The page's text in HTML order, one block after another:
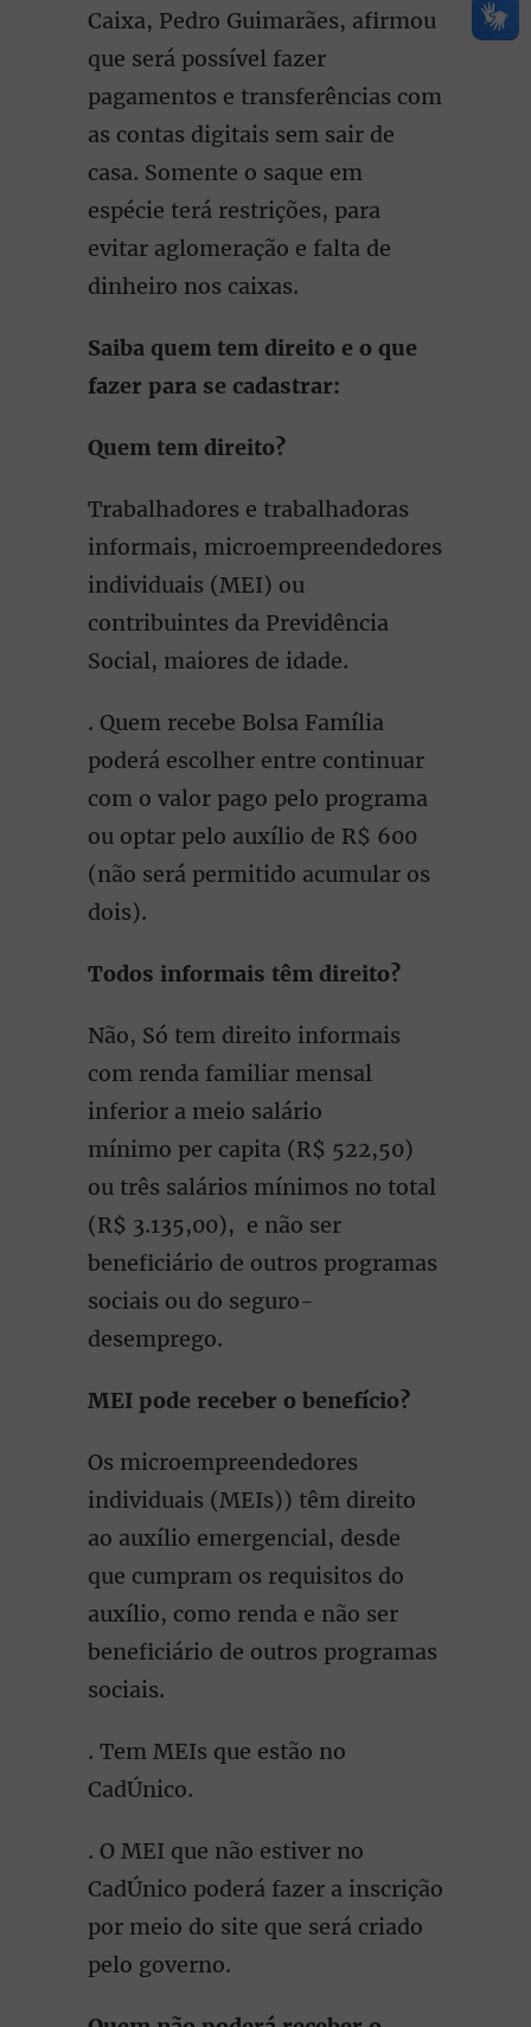
Caixa, Pedro Guimarães, afirmou
que será possível fazer
pagamentos e transferências com
as contas digitais sem sair de
casa. Somente o saque em
espécie terá restrições, para
evitar aglomeração e falta de
dinheiro nos caixas.
Saiba quem tem direito e o que
fazer para se cadastrar:
Quem tem direito?
Trabalhadores e trabalhadoras
informais, microempreendedores
individuais (MEI) ou
contribuintes da Previdência
Social, maiores de idade.
. Quem recebe Bolsa Família
poderá escolher entre continuar
com o valor pago pelo programa
ou optar pelo auxílio de R$ 600
(não será permitido acumular os
dois).
Todos informais têm direito?
Não, Só tem direito informais
com renda familiar mensal
inferior a meio salário
mínimo per capita (R$ 522,50)
ou três salários mínimos no total
(R$ 3.135,00), e não ser
beneficiário de outros programas
sociais ou do seguro-
desemprego.
MEI pode receber o benefício?
Os microempreendedores
individuais (MEIs)) têm direito
ao auxílio emergencial, desde
que cumpram os requisitos do
auxílio, como renda e não ser
beneficiário de outros programas
sociais.
. Tem MEIs que estão no
CadÚnico.
. O MEI que não estiver no
CadÚnico poderá fazer a inscrição
por meio do site que será criado
pelo governo.